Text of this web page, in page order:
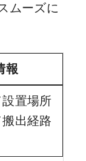
ムーズに
報
置場所
搬出経路